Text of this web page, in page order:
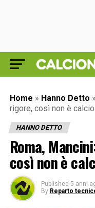
Home » Hanno Detto »
rigore, così non è
HANNO DETTO
Roma,
così non è
Published 5 anni
By Reparto